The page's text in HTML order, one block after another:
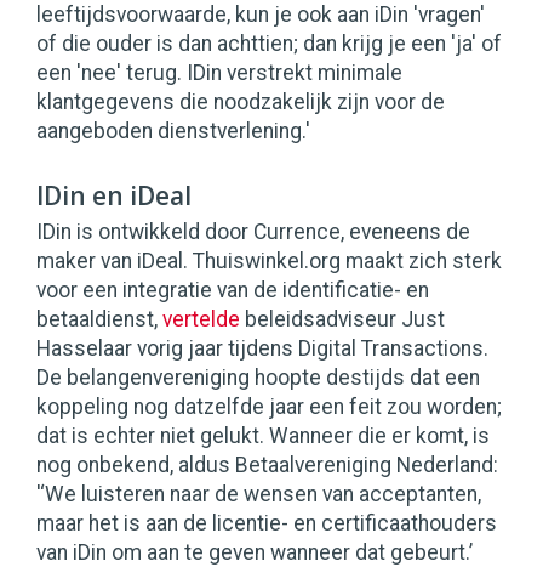
leeftijdsvoorwaarde, kun je ook aan iDin 'vragen'
of die ouder is dan achttien; dan krijg je een 'ja' of
een 'nee' terug. IDin verstrekt minimale
klantgegevens die noodzakelijk zijn voor de
aangeboden dienstverlening.'
IDin en iDeal
IDin is ontwikkeld door Currence, eveneens de
maker van iDeal. Thuiswinkel.org maakt zich sterk
voor een integratie van de identificatie- en
betaaldienst, vertelde beleidsadviseur Just
Hasselaar vorig jaar tijdens Digital Transactions.
De belangenvereniging hoopte destijds dat een
koppeling nog datzelfde jaar een feit zou worden;
dat is echter niet gelukt. Wanneer die er komt, is
nog onbekend, aldus Betaalvereniging Nederland:
'‘We luisteren naar de wensen van acceptanten,
maar het is aan de licentie- en certificaathouders
van iDin om aan te geven wanneer dat gebeurt.’